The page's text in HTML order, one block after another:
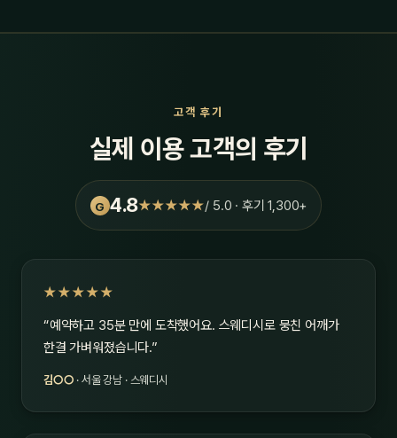
고객 후기
실제 이용 고객의 후기
G 4.8★★★★★/ 5.0 · 후기 1,300+
★★★★★
“예약하고 35분 만에 도착했어요. 스웨디시로 뭉친 어깨가
한결 가벼워졌습니다.”
김○○ · 서울 강남 · 스웨디시